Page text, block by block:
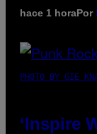
hace 1 horaPor
PHOTO BY GIE
‘Inspire